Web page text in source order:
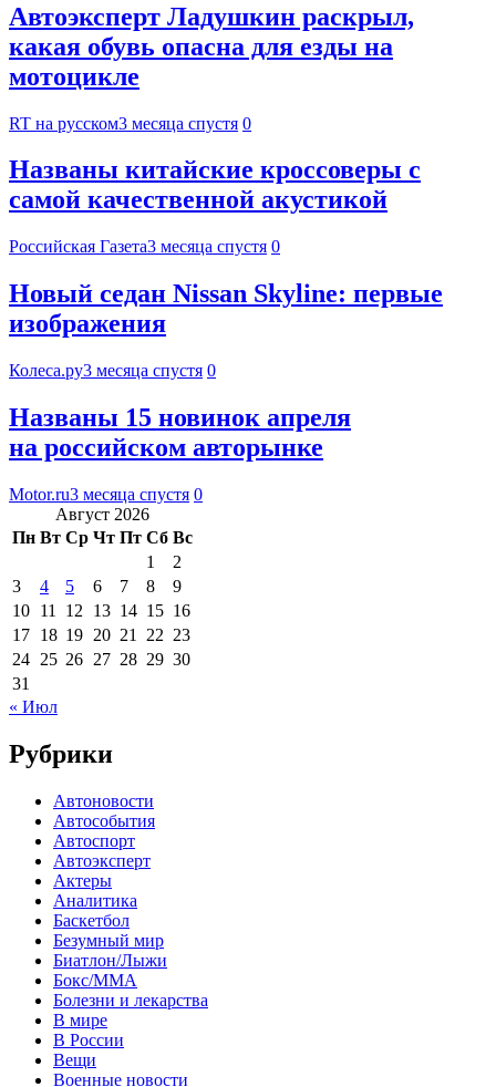
Автоэксперт Ладушкин раскрыл,
какая обувь опасна для езды на
мотоцикле
RT на русском3 месяца спустя 0
Названы китайские кроссоверы с
самой качественной акустикой
Российская Газета3 месяца спустя 0
Новый седан Nissan Skyline: первые
изображения
Колеса.ру3 месяца спустя 0
Названы 15 новинок апреля
на российском авторынке
Motor.ru3 месяца спустя 0
Август 2026
Пн Вт Ср Чт Пт Сб Вс
1
2
3
4 5 6 7 8
9
10 11 12 13 14 15 16
17 18 19 20 21 22 23
24 25 26 27 28 29 30
31
« Июл
Рубрики
Автоновости
Автособытия
Автоспорт
Автоэксперт
Актеры
Аналитика
Баскетбол
Безумный мир
Биатлон/Лыжи
Бокс/MMA
Болезни и лекарства
В мире
В России
Вещи
Военные новости